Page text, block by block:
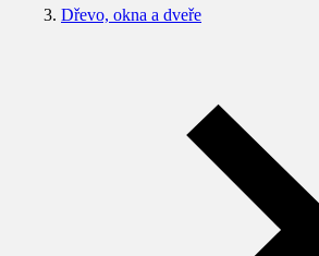
Dřevo, okna a dveře